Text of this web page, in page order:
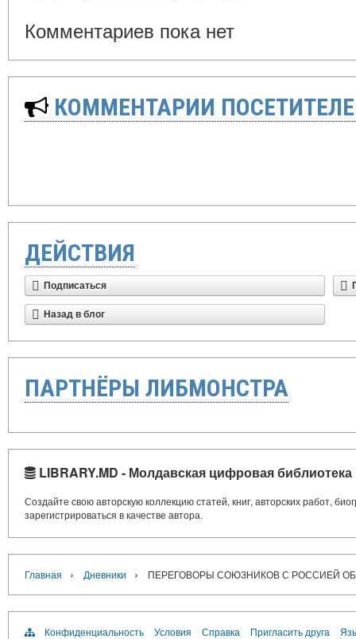
Комментариев пока нет
КОММЕНТАРИИ
ДЕЙСТВИЯ
Подписаться
Назад в блог
ПАРТНЁРЫ ЛИБМОНСТРА
LIBRARY.MD - Молдавская цифровая библиотека
Создайте свою авторскую коллекцию статей, книг, авторских работ,
зарегистрироваться в качестве автора.
Главная › Дневники › ПЕРЕГОВОРЫ СОЮЗНИКОВ С РОССИЕЙ ОБ
Конфиденциальность Условия Справка Пригласить друга